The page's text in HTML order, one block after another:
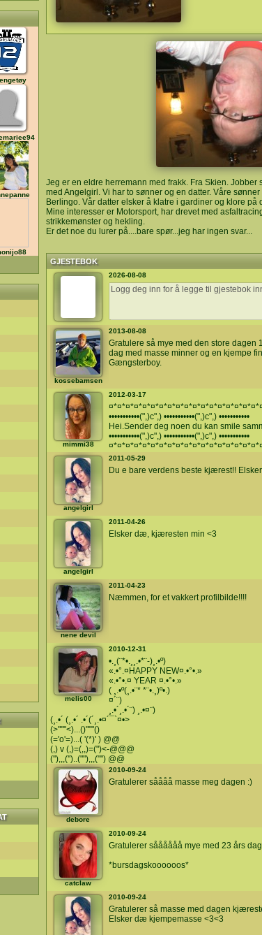
Jeg er en eldre herremann med frakk. Fra Skien.
med Angelgirl. Vi har to sønner og en datter. Våre
Berlingo. Vår datter elsker å klatre i gardiner og klore på
Mine interesser er Motorsport, har drevet med
strikkemønster og hekling.
Er det noe du lurer på....bare spør...jeg har ingen svar...
GJESTEBOK
2026-08-08
kossebamsen
2013-08-08
Gratulere så mye med den store dagen
dag med masse minner og en kjempe
Gængsterboy.
mimmi38
2012-03-17
•••••••••••(",)c",) •••••••••••(",)c",) •••••••••••
Hei.Sender deg noen du kan smile
•••••••••••(",)c",) •••••••••••(",)c",) •••••••••••
angelgirl
2011-05-29
Du e bare verdens beste kjærest!!
angelgirl
2011-04-26
Elsker dæ, kjæresten min <3
nene devil
2011-04-23
Næmmen, for et vakkert profilbilde!!!!
melis00
2010-12-31
•.¸(¨*•.¸¸.•*¨-)¸.•º)
«.•°.¤HAPPY NEW¤.•°•.»
«.•°•.¤ YEAR ¤.•°•.»
( ¸.•º(¸.•¨* *¨•.¸)º•.)
¤´¨)
¸.•´¸.•´¨) ¸.•¤¨)
(¸.•´ (¸.•´ .•´(´¸.•¤´¯`¤•>
(>"""<)...()"""()
(='o'=)...( '(*)' ) @@
(,) v (,)=(,,)=(")<-@@@
(''),,,('')..(""),,,("") @@
debore
2010-09-24
Gratulerer såååå masse meg dagen :)
catclaw
2010-09-24
Gratulerer såååååå mye med 23 års
*bursdagskoooooos*
2010-09-24
Gratulerer så masse med dagen
Elsker dæ kjempemasse <3<3